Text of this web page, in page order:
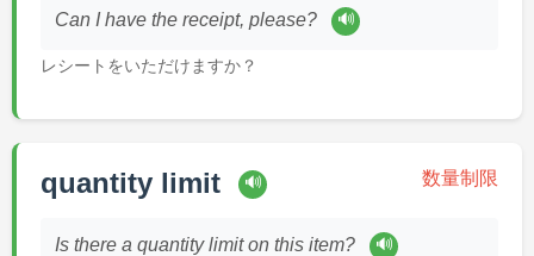
Can I have the receipt, please? 🔊
レシートをいただけますか？
quantity limit 🔊 数量制限
Is there a quantity limit on this item? 🔊